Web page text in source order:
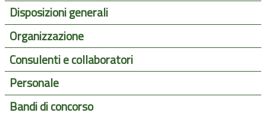
Disposizioni generali
Organizzazione
Consulenti e collaboratori
Personale
Bandi di concorso